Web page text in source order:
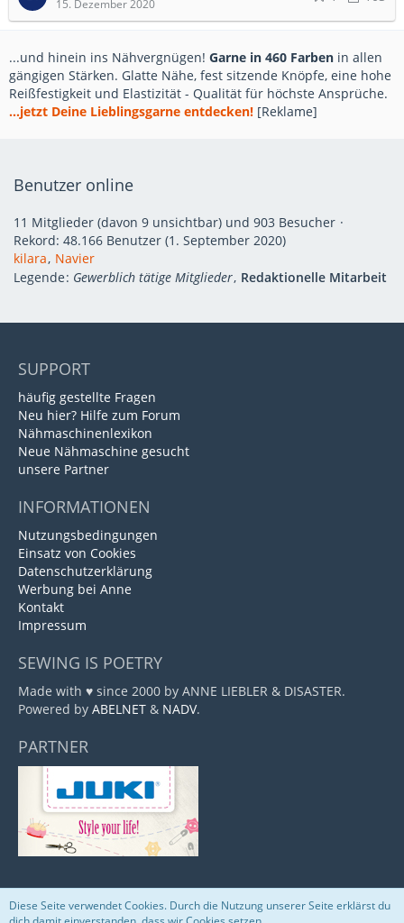
15. Dezember 2020
...und hinein ins Nähvergnügen! Garne in 460 Farben in allen
gängigen Stärken. Glatte Nähe, fest sitzende Knöpfe, eine hohe
Reißfestigkeit und Elastizität - Qualität für höchste Ansprüche.
...jetzt Deine Lieblingsgarne entdecken! [Reklame]
Benutzer online
11 Mitglieder (davon 9 unsichtbar) und 903 Besucher
Rekord: 48.166 Benutzer (1. September 2020)
kilara Navier
Legende Gewerblich tätige Mitglieder Redaktionelle Mitarbeit
SUPPORT
häufig gestellte Fragen
Neu hier? Hilfe zum Forum
Nähmaschinenlexikon
Neue Nähmaschine gesucht
unsere Partner
INFORMATIONEN
Nutzungsbedingungen
Einsatz von Cookies
Datenschutzerklärung
Werbung bei Anne
Kontakt
Impressum
SEWING IS POETRY
Made with ♥ since 2000 by ANNE LIEBLER & DISASTER.
Powered by ABELNET & NADV.
PARTNER
Community-Software:WoltLab Suite™
Diese Seite verwendet Cookies. Durch die Nutzung unserer Seite erklärst du